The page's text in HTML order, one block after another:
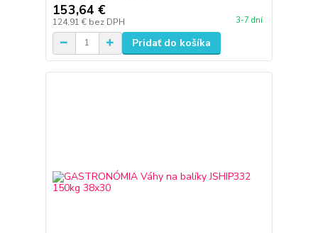
153,64 €
124,91 € bez DPH 3-7 dní
Pridať do košíka